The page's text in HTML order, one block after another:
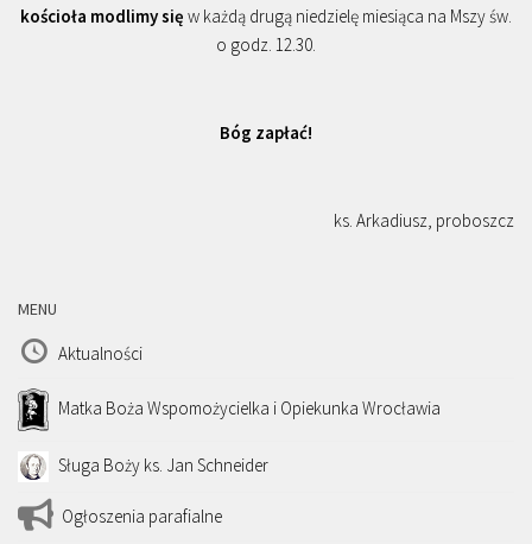
kościoła modlimy się w każdą drugą niedzielę miesiąca na Mszy św.
o godz. 12.30.
Bóg zapłać!
ks. Arkadiusz, proboszcz
MENU
Aktualności
Matka Boża Wspomożycielka i Opiekunka Wrocławia
Sługa Boży ks. Jan Schneider
Ogłoszenia parafialne